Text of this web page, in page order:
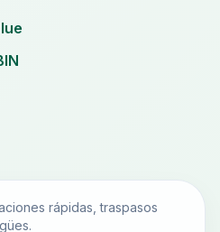
rápidas, traspasos